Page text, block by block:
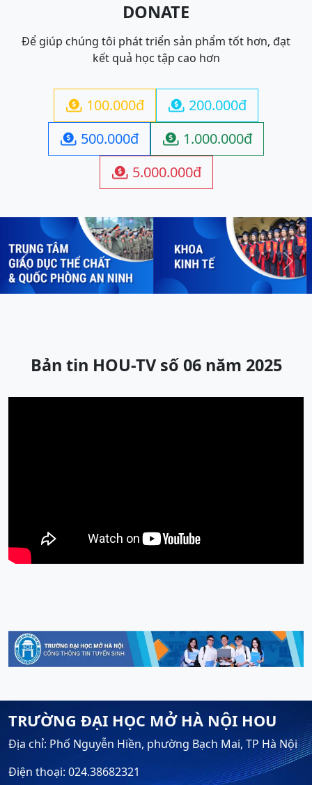
DONATE
Để giúp chúng tôi phát triển sản phẩm tốt hơn, đạt
kết quả học tập cao hơn
 100.000đ  200.000đ
 500.000đ  1.000.000đ
 5.000.000đ
Previous Next
Bản tin HOU-TV số 06 năm 2025
TRƯỜNG ĐẠI HỌC MỞ HÀ NỘI HOU
Địa chỉ: Phố Nguyễn Hiền, phường Bạch Mai, TP Hà Nội
Điện thoại: 024.38682321